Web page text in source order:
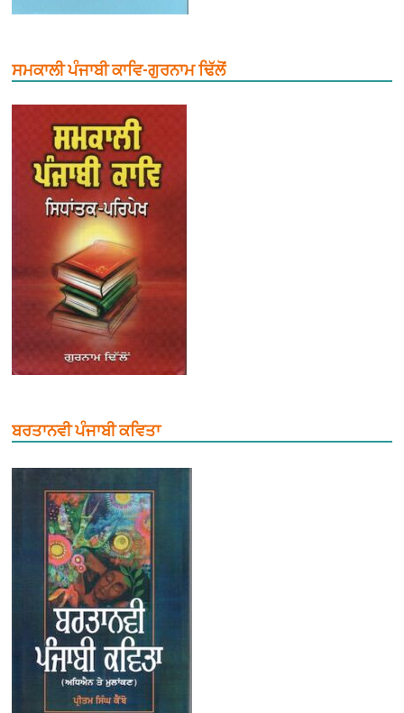
ਸਮਕਾਲੀ ਪੰਜਾਬੀ ਕਾਵਿ-ਗੁਰਨਾਮ ਢਿੱਲੋਂ
ਬਰਤਾਨਵੀ ਪੰਜਾਬੀ ਕਵਿਤਾ